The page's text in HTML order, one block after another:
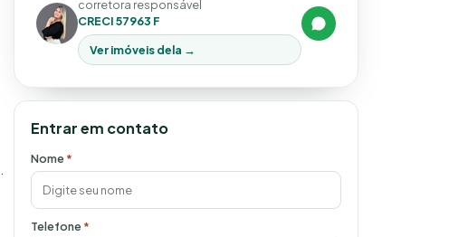
corretora responsável
CRECI 57963 F
Ver imóveis dela →
Entrar em contato
Nome *
Telefone *